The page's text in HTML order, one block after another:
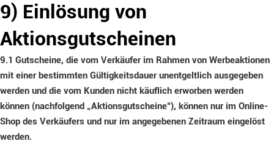
9) Einlösung von
Aktionsgutscheinen
9.1 Gutscheine, die vom Verkäufer im Rahmen von Werbeaktionen
mit einer bestimmten Gültigkeitsdauer unentgeltlich ausgegeben
werden und die vom Kunden nicht käuflich erworben werden
können (nachfolgend „Aktionsgutscheine“), können nur im Online-
Shop des Verkäufers und nur im angegebenen Zeitraum eingelöst
werden.